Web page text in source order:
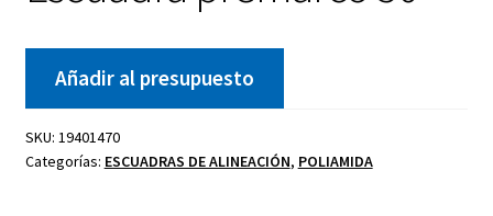
Añadir al presupuesto
SKU: 19401470
Categorías: ESCUADRAS DE ALINEACIÓN, POLIAMIDA